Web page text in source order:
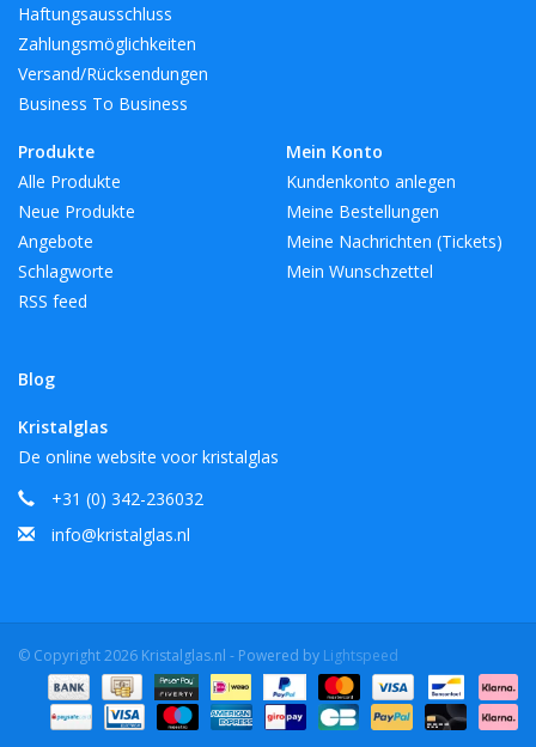
Haftungsausschluss
Zahlungsmöglichkeiten
Versand/Rücksendungen
Business To Business
Produkte
Alle Produkte
Neue Produkte
Angebote
Schlagworte
RSS feed
Blog
Mein Konto
Kundenkonto anlegen
Meine Bestellungen
Meine Nachrichten (Tickets)
Mein Wunschzettel
Kristalglas
De online website voor kristalglas
+31 (0) 342-236032
info@kristalglas.nl
© Copyright 2026 Kristalglas.nl - Powered by Lightspeed